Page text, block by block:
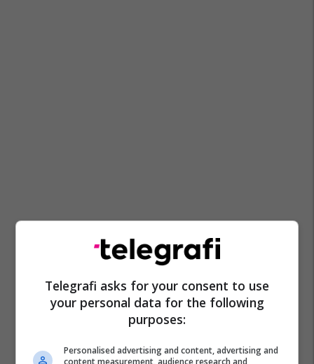
Vladimir Putin Shba Stamboll Ukraina
Rusia
Donald Trump
Kriza Në Ukrainë Turqia
Telegrafi asks for your consent to use
your personal data for the following
purposes:
Personalised advertising and content, advertising and
content measurement, audience research and